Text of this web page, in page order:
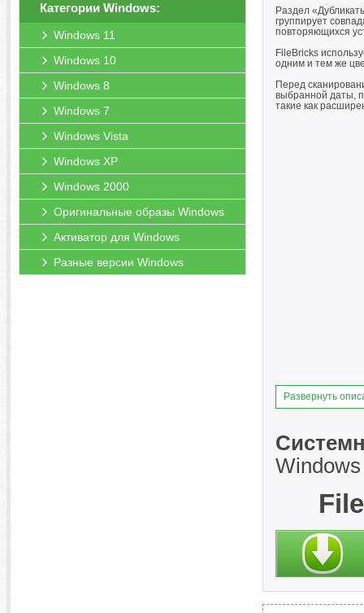
Категории Windows:
Windows 11
Windows 10
Windows 8
Windows 7
Windows Vista
Windows XP
Windows 2000
Оригинальные образы Windows
Активатор для Windows
Разные версии Windows
Раздел
группирует
повторяющихся
FileBricks
одним и тем же
Перед
выбранной даты,
такие как
Развернуть